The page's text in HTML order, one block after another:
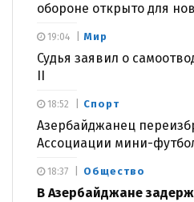
обороне открыто для
Мир
Судья заявил о
II
19:04
Спорт
Азербайджанец
Ассоциации мини-
18:52
Общество
В Азербайджане
18:37